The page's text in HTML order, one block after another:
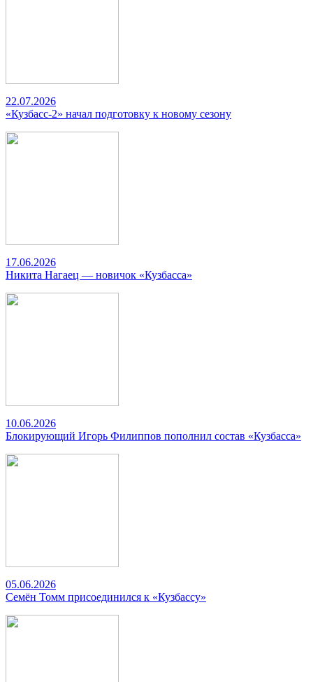
22.07.2026
«Кузбасс-2» начал подготовку к новому сезону
17.06.2026
Никита Нагаец — новичок «Кузбасса»
10.06.2026
Блокирующий Игорь Филиппов пополнил состав «Кузбасса»
05.06.2026
Семён Томм присоединился к «Кузбассу»